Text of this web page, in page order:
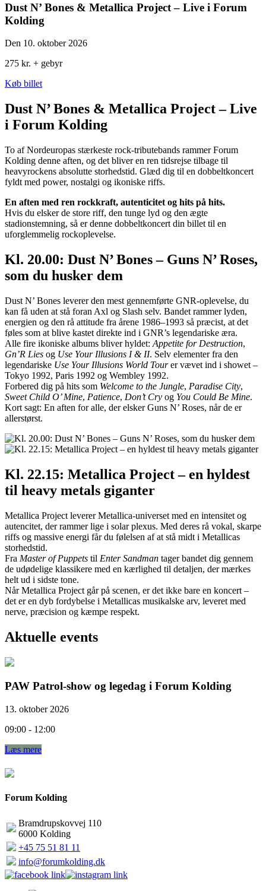
Dust N’ Bones & Metallica Project – Live i Forum
Kolding
Den 10. oktober 2026
275 kr. + gebyr
Køb billet
Dust N’ Bones & Metallica Project – Live
i Forum Kolding
To af Nordeuropas stærkeste rock-tributebands rammer Forum
Kolding denne aften, og det bliver en ren tidsrejse tilbage til
heavyrockens absolutte storhedstid. Glæd dig til en dobbeltkoncert
fyldt med power, nostalgi og ikoniske riffs.
En aften med ren rockkraft, autenticitet og hits på hits.
Hvis du elsker de store riff, den tunge lyd og den ægte
stadionstemning, så er denne dobbeltkoncert din billet til en
uforglemmelig rockoplevelse.
Kl. 20.00: Dust N’ Bones – Guns N’ Roses,
som du husker dem
Dust N’ Bones leverer den mest gennemførte GNR-oplevelse, du
kan få uden at stå foran Axl og Slash selv. Bandet rammer lyden,
energien og den rå attitude fra årene 1986–1993 så præcist, at det
føles som at blive kastet direkte ind i GNR’s legendariske æra.
Alle fire ikoniske albums bliver hyldet: Appetite for Destruction,
Gn’R Lies og Use Your Illusions I & II. Selv elementer fra den
legendariske Use Your Illusions World Tourer vævet ind i showet –
Tokyo 1992, Paris 1992 og Wembley 1992.
Forbered dig på hits som Welcome to the Jungle, Paradise City,
Sweet Child O’ Mine, Patience, Don’t Cry og You Could Be Mine.
Kort sagt: En aften for alle, der elsker Guns N’ Roses, når de er
allerstørst.
Kl. 22.15: Metallica Project – en hyldest
til heavy metals giganter
Metallica Project leverer Metallica-universet med en intensitet og
autencitet, der rammer lige i solar plexus. Med deres rå vokal, skarpe
riffs og massive energi får du følelsen af at stå midt i Metallicas
storhedstid.
Fra Master of Puppets til Enter Sandman tager bandet dig gennem
de udødelige klassikere med en kærlighed til detaljen, der mærkes
helt ud i sidste tone.
Når Metallica Project går på scenen, er det ikke bare en koncert –
det er en dyb fordybelse i Metallicas musikalske arv, leveret med
nerve, præcision og kæmpe respekt.
Aktuelle events
Patrol-show og legedag i Forum Kolding
oktober 2026
- 12:00
mere
Forum Kolding
Bramdrupskovvej 110
6000 Kolding
+45 75 51 81 11
info@forumkolding.dk